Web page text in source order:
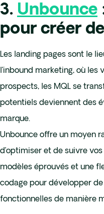
3. Unbounce
pour créer
Les landing pages sont le
l’inbound marketing, où
prospects, les MQL se
potentiels deviennent des
marque.
Unbounce offre un moyen
d’optimiser et de suivre
modèles éprouvés et une
codage pour développer
fonctionnelles de manière